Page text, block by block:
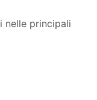
nelle principali